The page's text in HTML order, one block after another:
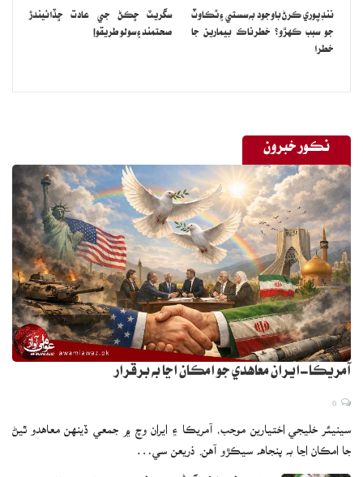
ننڊ پوري ڪرڻ باوجود به سستي ۽ ٿڪاوٽ
جو سبب ڪهڙو؟ خطرناڪ بيمارين جا
خطرا
سگريٽ ڇڪڻ جي عادت ڇڏائيندڙ
صحتمند ۽ سولو طريقو!
نڪور خبرون
آمريڪا-ايران معاهدي جو امڪان اڃا به برقرار
سينيئر خليجي اختيارين موجب، آمريڪا ۽ ايران وچ ۾ جمعي ڏينهن معاهدو ٿيڻ
جا امڪان اڃا به پنجاهه سيڪڙو آهن. ذريعن سي…